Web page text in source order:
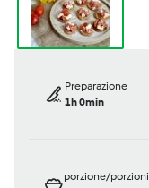
Preparazione
1h 0min
porzione/porzioni